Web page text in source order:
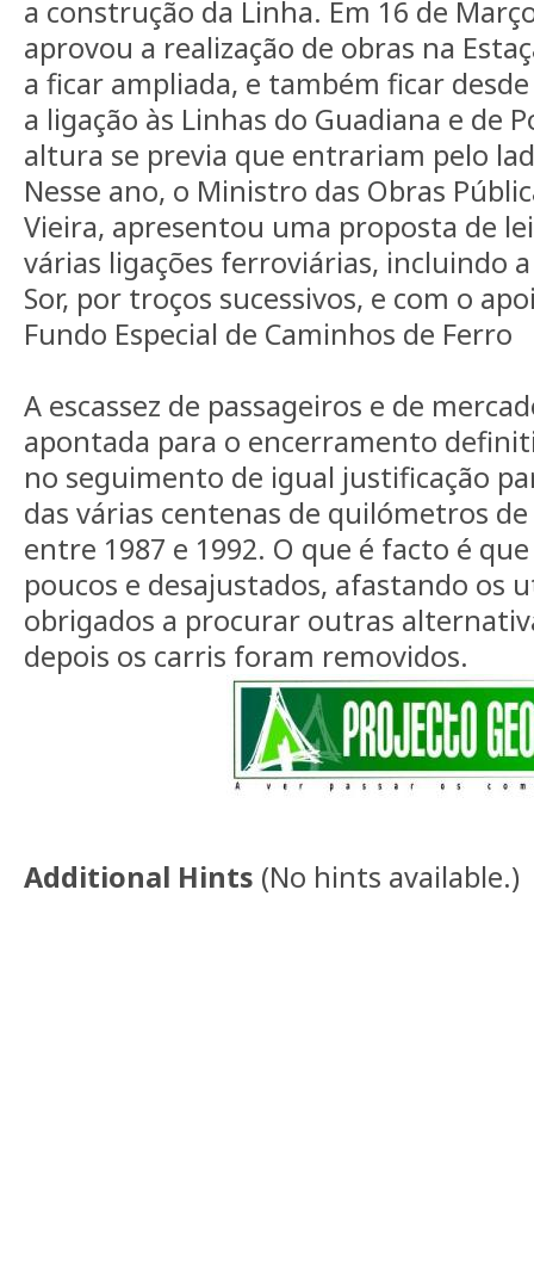
a construção da Linha. Em 16 de
aprovou a realização de obras na
a ficar ampliada, e também ficar
a ligação às Linhas do Guadiana e de
altura se previa que entrariam pelo
Nesse ano, o Ministro das Obras
Vieira, apresentou uma proposta de
várias ligações ferroviárias, incluindo
Sor, por troços sucessivos, e com o
Fundo Especial de Caminhos de Ferro
A escassez de passageiros e de
apontada para o encerramento
no seguimento de igual justificação
das várias centenas de quilómetros
entre 1987 e 1992. O que é facto é
poucos e desajustados, afastando os
obrigados a procurar outras
depois os carris foram removidos.
Additional Hints (No hints available.)